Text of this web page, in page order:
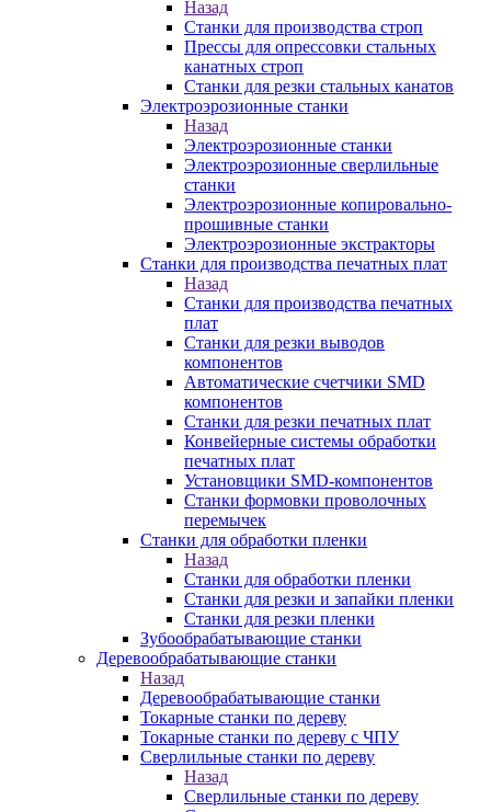
Назад
Станки для производства строп
Прессы для опрессовки стальных
канатных строп
Станки для резки стальных канатов
Электроэрозионные станки
Назад
Электроэрозионные станки
Электроэрозионные сверлильные
станки
Электроэрозионные копировально-
прошивные станки
Электроэрозионные экстракторы
Станки для производства печатных плат
Назад
Станки для производства печатных
плат
Станки для резки выводов
компонентов
Автоматические счетчики SMD
компонентов
Станки для резки печатных плат
Конвейерные системы обработки
печатных плат
Установщики SMD-компонентов
Станки формовки проволочных
перемычек
Станки для обработки пленки
Назад
Станки для обработки пленки
Станки для резки и запайки пленки
Станки для резки пленки
Зубообрабатывающие станки
Деревообрабатывающие станки
Назад
Деревообрабатывающие станки
Токарные станки по дереву
Токарные станки по дереву с ЧПУ
Сверлильные станки по дереву
Назад
Сверлильные станки по дереву